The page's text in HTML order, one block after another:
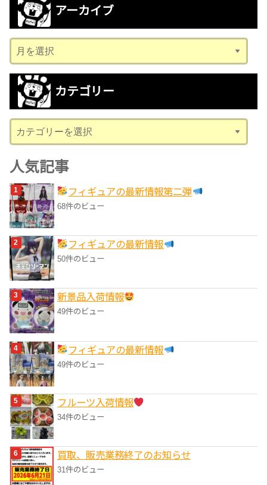
アーカイブ
ー
カ
ブ
カテゴリー
テ
ゴ
リ
ー
人気記事
フィギュアの最新情報第二弾
68件のビュー
フィギュアの最新情報
50件のビュー
‎新景品入荷情報
49件のビュー
フィギュアの最新情報
49件のビュー
フルーツ入荷情報
34件のビュー
買取、販売業務終了のお知らせ
31件のビュー